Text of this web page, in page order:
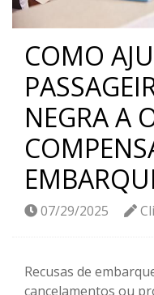
COMO
NEGRA A
07/29/2025
Recusas de
cancelamentos ou